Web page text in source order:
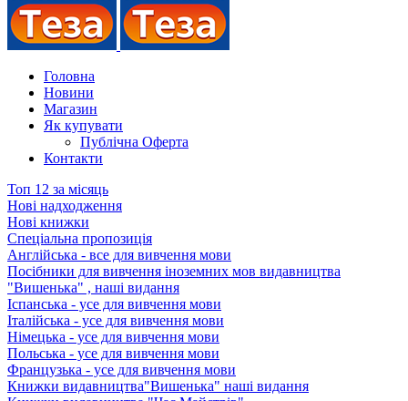
Головна
Новини
Магазин
Як купувати
Публічна Оферта
Контакти
Топ 12 за місяць
Нові надходження
Нові книжки
Спеціальна пропозиція
Англійська - все для вивчення мови
Посібники для вивчення іноземних мов видавництва
"Вишенька" , наші видання
Іспанська - усе для вивчення мови
Італійська - усе для вивчення мови
Німецька - усе для вивчення мови
Польська - усе для вивчення мови
Французька - усе для вивчення мови
Книжки видавництва"Вишенька" наші видання